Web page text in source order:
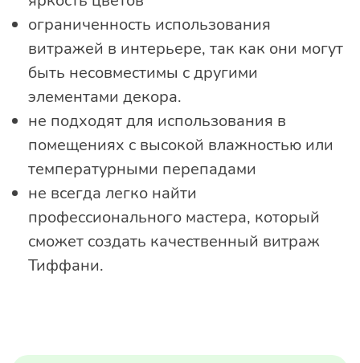
ограниченность использования
витражей в интерьере, так как они могут
быть несовместимы с другими
элементами декора.
не подходят для использования в
помещениях с высокой влажностью или
температурными перепадами
не всегда легко найти
профессионального мастера, который
сможет создать качественный витраж
Тиффани.